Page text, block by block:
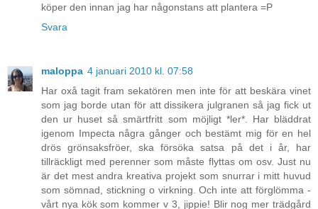
köper den innan jag har någonstans att plantera =P
Svara
maloppa 4 januari 2010 kl. 07:58
Har oxå tagit fram sekatören men inte för att beskära vinet
som jag borde utan för att dissikera julgranen så jag fick ut
den ur huset så smärtfritt som möjligt *ler*. Har bläddrat
igenom Impecta några gånger och bestämt mig för en hel
drös grönsaksfröer, ska försöka satsa på det i år, har
tillräckligt med perenner som måste flyttas om osv. Just nu
är det mest andra kreativa projekt som snurrar i mitt huvud
som sömnad, stickning o virkning. Och inte att förglömma -
vårt nya kök som kommer v 3, jippie! Blir nog mer trädgård